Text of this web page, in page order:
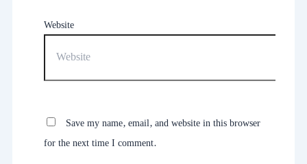
Website
Save my name, email, and website in this browser
for the next time I comment.